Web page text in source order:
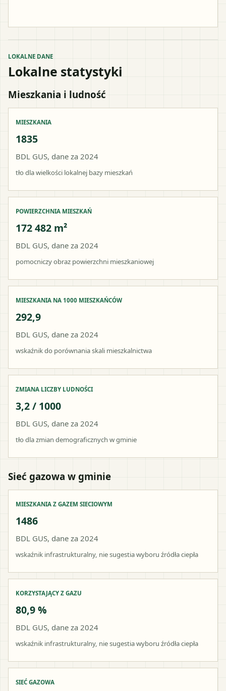
LOKALNE DANE
Lokalne statystyki
Mieszkania i ludność
MIESZKANIA
1835
BDL GUS, dane za 2024
tło dla wielkości lokalnej bazy mieszkań
POWIERZCHNIA MIESZKAŃ
172 482 m²
BDL GUS, dane za 2024
pomocniczy obraz powierzchni mieszkaniowej
MIESZKANIA NA 1000 MIESZKAŃCÓW
292,9
BDL GUS, dane za 2024
wskaźnik do porównania skali mieszkalnictwa
ZMIANA LICZBY LUDNOŚCI
3,2 / 1000
BDL GUS, dane za 2024
tło dla zmian demograficznych w gminie
Sieć gazowa w gminie
MIESZKANIA Z GAZEM SIECIOWYM
1486
BDL GUS, dane za 2024
wskaźnik infrastrukturalny, nie sugestia wyboru źródła ciepła
KORZYSTAJĄCY Z GAZU
80,9 %
BDL GUS, dane za 2024
wskaźnik infrastrukturalny, nie sugestia wyboru źródła ciepła
SIEĆ GAZOWA